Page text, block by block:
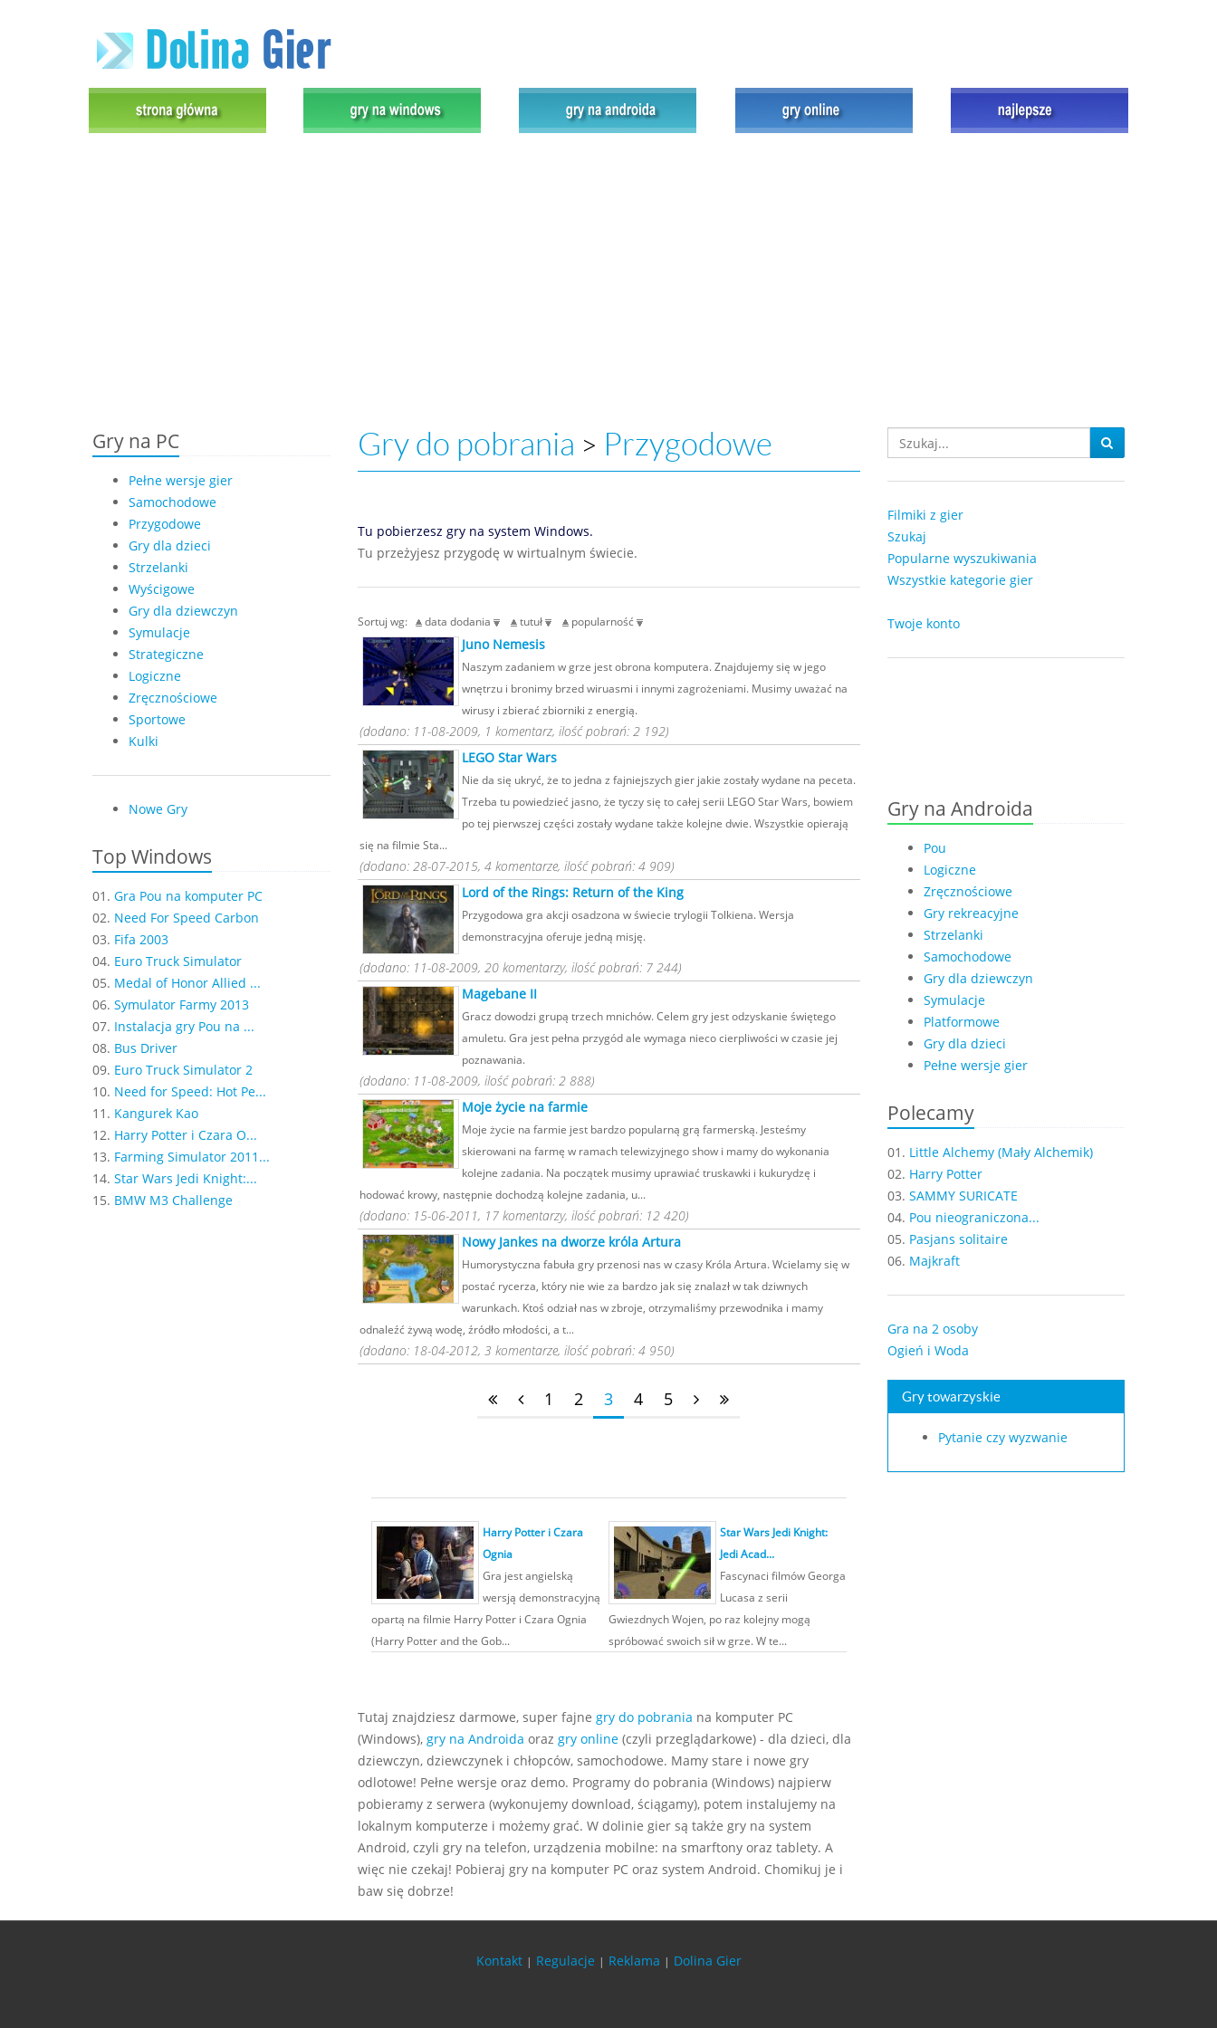
Gry na PC
Pełne wersje gier
Samochodowe
Przygodowe
Gry dla dzieci
Strzelanki
Wyścigowe
Gry dla dziewczyn
Symulacje
Strategiczne
Logiczne
Zręcznościowe
Sportowe
Kulki
Nowe Gry
Top Windows
01. Gra Pou na komputer PC
02. Need For Speed Carbon
03. Fifa 2003
04. Euro Truck Simulator
05. Medal of Honor Allied ...
06. Symulator Farmy 2013
07. Instalacja gry Pou na ...
08. Bus Driver
09. Euro Truck Simulator 2
10. Need for Speed: Hot Pe...
11. Kangurek Kao
12. Harry Potter i Czara O...
13. Farming Simulator 2011...
14. Star Wars Jedi Knight:...
15. BMW M3 Challenge
Gry do pobrania > Przygodowe
Tu pobierzesz gry na system Windows.
Tu przeżyjesz przygodę w wirtualnym świecie.
Sortuj wg: data dodania tutuł popularność
Juno Nemesis
Naszym zadaniem w grze jest obrona komputera. Znajdujemy się w jego
wnętrzu i bronimy brzed wiruasmi i innymi zagrożeniami. Musimy uważać na
wirusy i zbierać zbiorniki z energią.
(dodano: 11-08-2009, 1 komentarz, ilość pobrań: 2 192)
LEGO Star Wars
Nie da się ukryć, że to jedna z fajniejszych gier jakie zostały wydane na peceta.
Trzeba tu powiedzieć jasno, że tyczy się to całej serii LEGO Star Wars, bowiem
po tej pierwszej części zostały wydane także kolejne dwie. Wszystkie opierają
się na filmie Sta...
(dodano: 28-07-2015, 4 komentarze, ilość pobrań: 4 909)
Lord of the Rings: Return of the King
Przygodowa gra akcji osadzona w świecie trylogii Tolkiena. Wersja
demonstracyjna oferuje jedną misję.
(dodano: 11-08-2009, 20 komentarzy, ilość pobrań: 7 244)
Magebane II
Gracz dowodzi grupą trzech mnichów. Celem gry jest odzyskanie świętego
amuletu. Gra jest pełna przygód ale wymaga nieco cierpliwości w czasie jej
poznawania.
(dodano: 11-08-2009, ilość pobrań: 2 888)
Moje życie na farmie
Moje życie na farmie jest bardzo popularną grą farmerską. Jesteśmy
skierowani na farmę w ramach telewizyjnego show i mamy do wykonania
kolejne zadania. Na początek musimy uprawiać truskawki i kukurydzę i
hodować krowy, następnie dochodzą kolejne zadania, u...
(dodano: 15-06-2011, 17 komentarzy, ilość pobrań: 12 420)
Nowy Jankes na dworze króla Artura
Humorystyczna fabuła gry przenosi nas w czasy Króla Artura. Wcielamy się w
postać rycerza, który nie wie za bardzo jak się znalazł w tak dziwnych
warunkach. Ktoś odział nas w zbroje, otrzymaliśmy przewodnika i mamy
odnaleźć żywą wodę, źródło młodości, a t...
(dodano: 18-04-2012, 3 komentarze, ilość pobrań: 4 950)
1 2 3 4 5
Harry Potter i Czara
Ognia
Gra jest angielską
wersją demonstracyjną
opartą na filmie Harry Potter i Czara Ognia
(Harry Potter and the Gob...
Star Wars Jedi Knight:
Jedi Acad...
Fascynaci filmów Georga
Lucasa z serii
Gwiezdnych Wojen, po raz kolejny mogą
spróbować swoich sił w grze. W te...
Tutaj znajdziesz darmowe, super fajne gry do pobrania na komputer PC
(Windows), gry na Androida oraz gry online(czyli przeglądarkowe) - dla dzieci, dla
dziewczyn, dziewczynek i chłopców, samochodowe. Mamy stare i nowe gry
odlotowe! Pełne wersje oraz demo. Programy do pobrania (Windows) najpierw
pobieramy z serwera (wykonujemy download, ściągamy), potem instalujemy na
lokalnym komputerze i możemy grać. W dolinie gier są także gry na system
Android, czyli gry na telefon, urządzenia mobilne: na smarftony oraz tablety. A
więc nie czekaj! Pobieraj gry na komputer PC oraz system Android. Chomikuj je i
baw się dobrze!
Filmiki z gier
Szukaj
Popularne wyszukiwania
Wszystkie kategorie gier
Twoje konto
Gry na Androida
Pou
Logiczne
Zręcznościowe
Gry rekreacyjne
Strzelanki
Samochodowe
Gry dla dziewczyn
Symulacje
Platformowe
Gry dla dzieci
Pełne wersje gier
Polecamy
01. Little Alchemy (Mały Alchemik)
02. Harry Potter
03. SAMMY SURICATE
04. Pou nieograniczona...
05. Pasjans solitaire
06. Majkraft
Gra na 2 osoby
Ogień i Woda
Gry towarzyskie
Pytanie czy wyzwanie
Kontakt | Regulacje | Reklama | Dolina Gier